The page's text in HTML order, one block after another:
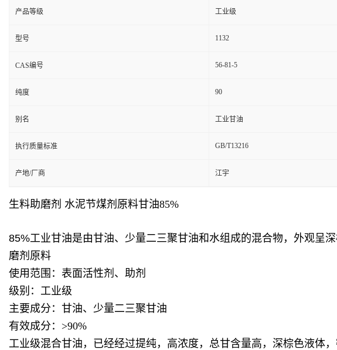
产品等级 工业级
型号 1132
CAS编号 56-81-5
纯度 90
别名 工业甘油
执行质量标准 GB/T13216
产地/厂商 江宇
生料助磨剂 水泥节煤剂原料甘油85%
85%工业甘油是由甘油、少量二三聚甘油和水组成的混合物，外观呈
磨剂原料
使用范围：表面活性剂、助剂
级别：工业级
主要成分：甘油、少量二三聚甘油
有效成分：>90%
工业级混合甘油，已经经过提纯，高浓度，总甘含量高，深棕色液体